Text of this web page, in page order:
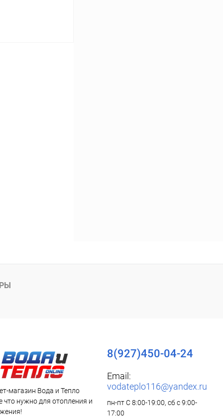
магазин Вода и Тепло
что нужно для отопления и
8(927)450-04-24
Email:
vodateplo116@yandex.ru
пн-пт С 8:00-19:00, сб с 9:00-
17:00